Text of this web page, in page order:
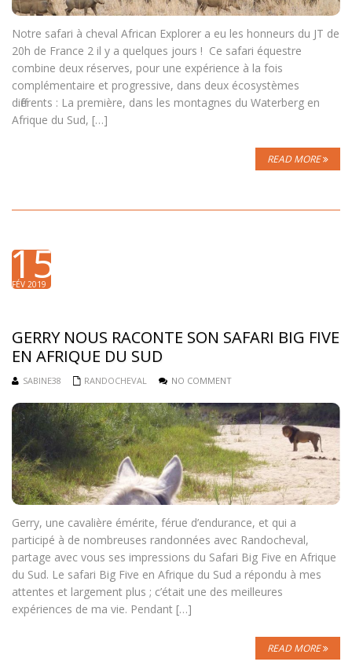
Notre safari à cheval African Explorer a eu les honneurs du JT de
20h de France 2 il y a quelques jours ! Ce safari équestre
combine deux réserves, pour une expérience à la fois
complémentaire et progressive, dans deux écosystèmes
différents : La première, dans les montagnes du Waterberg en
Afrique du Sud, […]
READ MORE
15
FÉV 2019
GERRY NOUS RACONTE SON SAFARI BIG FIVE
EN AFRIQUE DU SUD
SABINE38 RANDOCHEVAL NO COMMENT
Gerry, une cavalière émérite, férue d’endurance, et qui a
participé à de nombreuses randonnées avec Randocheval,
partage avec vous ses impressions du Safari Big Five en Afrique
du Sud. Le safari Big Five en Afrique du Sud a répondu à mes
attentes et largement plus ; c’était une des meilleures
expériences de ma vie. Pendant […]
READ MORE